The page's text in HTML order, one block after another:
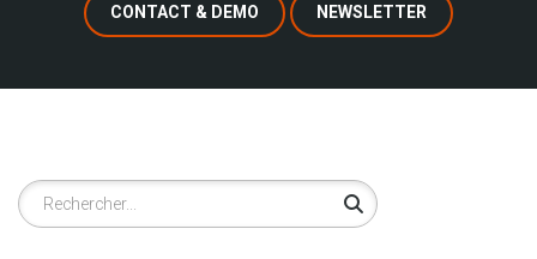
CONTACT & DEMO NEWSLETTER
Rechercher